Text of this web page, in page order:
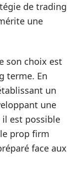
de trading
une
son choix est
terme. En
un
une
est possible
prop firm
face aux